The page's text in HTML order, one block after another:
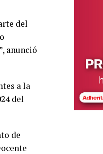
del
”, anunció
a la
del
de